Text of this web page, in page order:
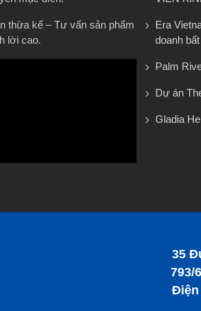
thừa kế – Tư vấn sản phẩm
lời cao.
Era
doanh
Palm
Dự án
Gladia
35
793/
Điện